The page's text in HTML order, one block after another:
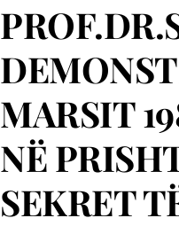
MARSIT
NË
SEKRET